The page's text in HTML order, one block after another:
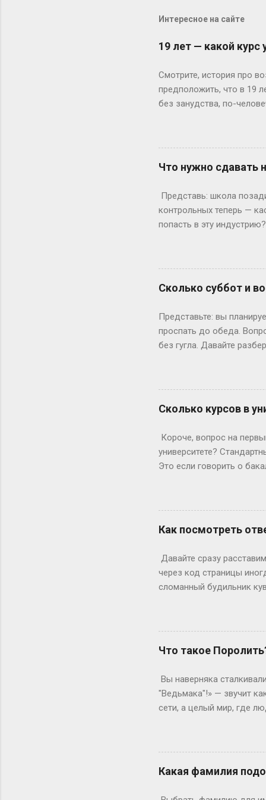
Интересное на сайте
19 лет — какой курс
Смотрите, история про
предположить, что в 19
без занудства, по-
не туда. Вот Сергей из
одноклассники уже на
штурмует лекции по
школе — представьте,
к этому возрасту
вносит коррективы.
Что нужно сдавать
Представь: школа
контрольных теперь —
попасть в эту
а закончила 9 классов.
позволяет бегать по
формальности.
быть высокой, худой и
весишь 55 кг — окей, но
Сколько суббот и
Представьте: вы
проспать до обеда.
без гугла. Давайте
остатке. То есть
лишний день?» Всё
понедельник, то
366 дней делим на 7 —
Выходных будет по 53. Но
Сколько курсов в
Короче, вопрос на
университете?
Это если говорить о
человечески. Классика
Сколько он будет
второй – уже с опытом,
стандартная программа
будущие врачи,
Как посмотреть
Давайте сразу
через код страницы
сломанный будильник
страницы
ключевое «однако»,
инспектор. Где же тогда
Раньше, в эпоху
рамка для картины. Саму
Что такое
Вы наверняка
"Ведьмака"!» — звучит
сети, а целый мир, где
ролевая кухня Слово
ролевиков. Если раньше
они перекочевали в
взаимодействовать,
когда даже
Какая фамилия